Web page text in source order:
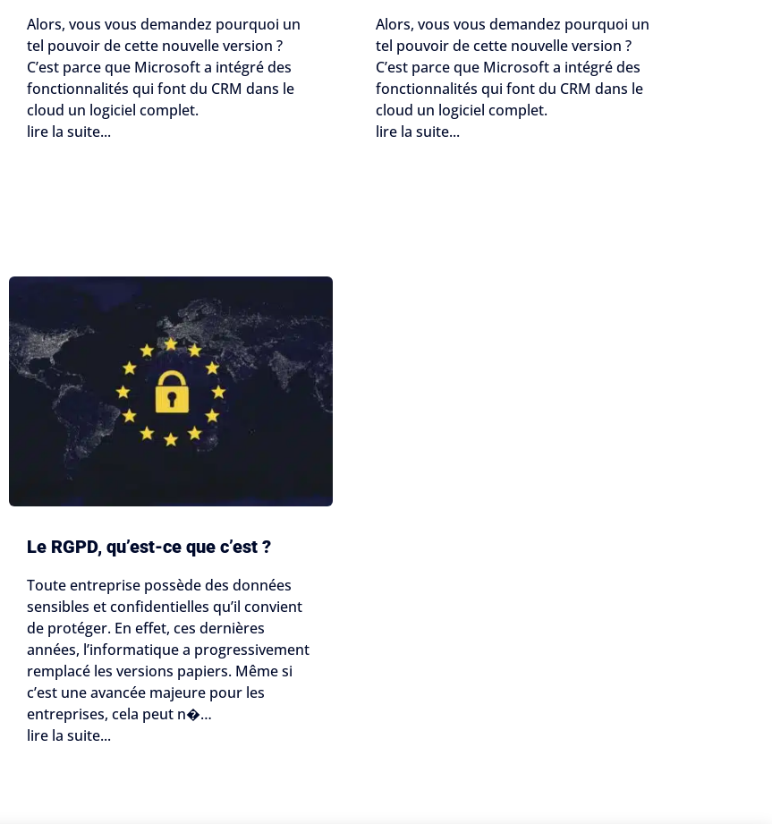
Alors, vous vous demandez pourquoi un
tel pouvoir de cette nouvelle version ?
C’est parce que Microsoft a intégré des
fonctionnalités qui font du CRM dans le
cloud un logiciel complet.
lire la suite...
Alors, vous vous demandez pourquoi un
tel pouvoir de cette nouvelle version ?
C’est parce que Microsoft a intégré des
fonctionnalités qui font du CRM dans le
cloud un logiciel complet.
lire la suite...
Le RGPD, qu’est-ce que c’est ?
Toute entreprise possède des données
sensibles et confidentielles qu’il convient
de protéger. En effet, ces dernières
années, l’informatique a progressivement
remplacé les versions papiers. Même si
c’est une avancée majeure pour les
entreprises, cela peut n�…
lire la suite...